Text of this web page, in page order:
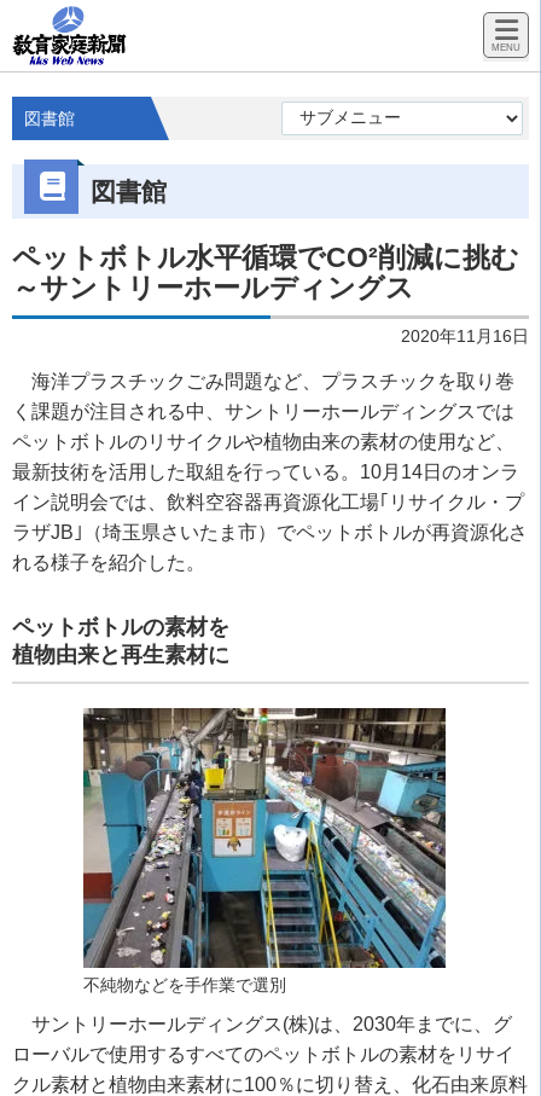
図書館
図書館
ペットボトル水平循環でCO²削減に挑む
～サントリーホールディングス
2020年11月16日
海洋プラスチックごみ問題など、プラスチックを取り巻
く課題が注目される中、サントリーホールディングスでは
ペットボトルのリサイクルや植物由来の素材の使用など、
最新技術を活用した取組を行っている。10月14日のオンラ
イン説明会では、飲料空容器再資源化工場｢リサイクル・プ
ラザJB｣（埼玉県さいたま市）でペットボトルが再資源化さ
れる様子を紹介した。
ペットボトルの素材を
植物由来と再生素材に
不純物などを手作業で選別
サントリーホールディングス(株)は、2030年までに、グ
ローバルで使用するすべてのペットボトルの素材をリサイ
クル素材と植物由来素材に100％に切り替え、化石由来原料